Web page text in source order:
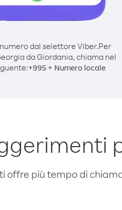
dal selettore Viber.Per
da Giordania, chiama nel
+995 + Numero locale
offre più tempo di